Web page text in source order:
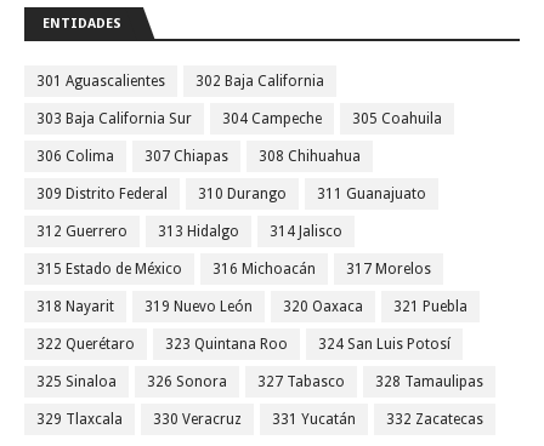
ENTIDADES
301 Aguascalientes 302 Baja California
303 Baja California Sur 304 Campeche 305 Coahuila
306 Colima 307 Chiapas 308 Chihuahua
309 Distrito Federal 310 Durango 311 Guanajuato
312 Guerrero 313 Hidalgo 314 Jalisco
315 Estado de México 316 Michoacán 317 Morelos
318 Nayarit 319 Nuevo León 320 Oaxaca 321 Puebla
322 Querétaro 323 Quintana Roo 324 San Luis Potosí
325 Sinaloa 326 Sonora 327 Tabasco 328 Tamaulipas
329 Tlaxcala 330 Veracruz 331 Yucatán 332 Zacatecas